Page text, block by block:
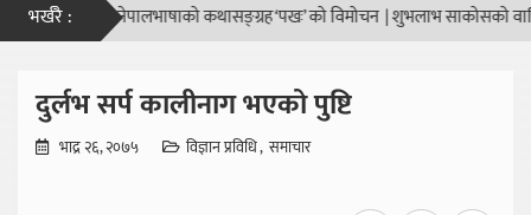
भर्खरै :
हो” नेपालभाषाको कथासङ्ग्रह ‘पखः’ को विमोचन |शुभलाभ साकोसको वार्षिक
दुर्लभ सर्प कालीनाग भएको पुष्टि
भाद्र २६, २०७५ विज्ञान प्रविधि समाचार